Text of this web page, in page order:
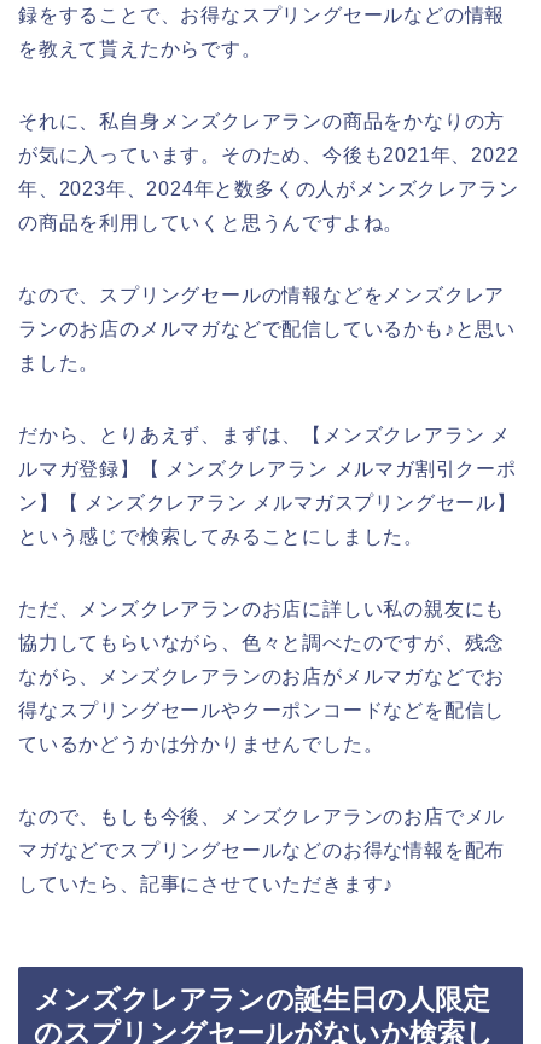
録をすることで、お得なスプリングセールなどの情報
を教えて貰えたからです。
それに、私自身メンズクレアランの商品をかなりの方
が気に入っています。そのため、今後も2021年、2022
年、2023年、2024年と数多くの人がメンズクレアラン
の商品を利用していくと思うんですよね。
なので、スプリングセールの情報などをメンズクレア
ランのお店のメルマガなどで配信しているかも♪と思い
ました。
だから、とりあえず、まずは、【メンズクレアラン メ
ルマガ登録】【 メンズクレアラン メルマガ割引クーポ
ン】【 メンズクレアラン メルマガスプリングセール】
という感じで検索してみることにしました。
ただ、メンズクレアランのお店に詳しい私の親友にも
協力してもらいながら、色々と調べたのですが、残念
ながら、メンズクレアランのお店がメルマガなどでお
得なスプリングセールやクーポンコードなどを配信し
ているかどうかは分かりませんでした。
なので、もしも今後、メンズクレアランのお店でメル
マガなどでスプリングセールなどのお得な情報を配布
していたら、記事にさせていただきます♪
メンズクレアランの誕生日の人限定
のスプリングセールがないか検索し